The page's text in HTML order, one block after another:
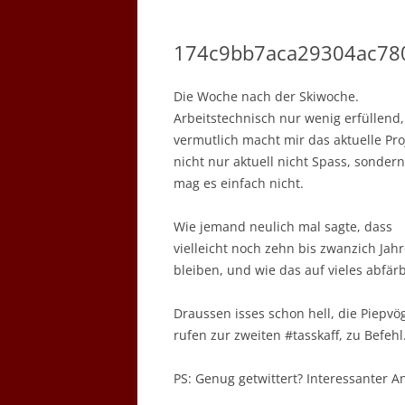
Die Woche nach der Skiwoche.
Arbeitstechnisch nur wenig erfüllend,
vermutlich macht mir das aktuelle
nicht nur aktuell nicht Spass,
mag es einfach nicht.
Wie jemand neulich mal sagte, dass
vielleicht noch zehn bis zwanzich
bleiben, und wie das auf vieles
Draussen isses schon hell, die
rufen zur zweiten #tasskaff, zu Befehl.
PS: Genug getwittert? Interessanter